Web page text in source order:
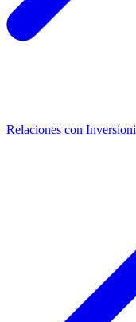
Relaciones con